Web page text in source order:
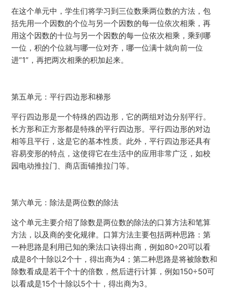
在这个单元中，学生们将学习到三位数乘两位数的方法，包
括先用一个因数的个位与另一个因数的每一位依次相乘，再
用这个因数的十位与另一个因数的每一位依次相乘，乘到哪
一位，积的个位就与哪一位对齐，哪一位满十就向前一位
进“1”，再把两次相乘的积加起来。
第五单元：平行四边形和梯形
平行四边形是一个特殊的四边形，它的两组对边分别平行。
长方形和正方形都是特殊的平行四边形。平行四边形的对边
相等且平行，这是它的基本性质。此外，平行四边形还具有
容易变形的特点，这使得它在生活中的应用非常广泛，如校
园电动推拉门、商店面铺推拉门等。
第六单元：除法是两位数的除法
这个单元主要介绍了除数是两位数的除法的口算方法和笔算
方法，以及商的变化规律。口算方法主要包括两种思路：第
一种思路是利用已知的乘法口诀得出商，例如80÷20可以看
成是8个十除以2个十，得出商为4；第二种思路是将被除数和
除数看成是若干个十的倍数，然后进行计算，例如150÷50可
以看成是15个十除以5个十，得出商为3。